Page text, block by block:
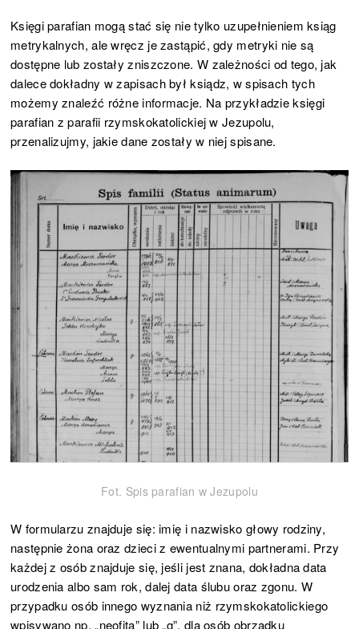
Księgi parafian mogą stać się nie tylko uzupełnieniem ksiąg
metrykalnych, ale wręcz je zastąpić, gdy metryki nie są
dostępne lub zostały zniszczone. W zależności od tego, jak
dalece dokładny w zapisach był ksiądz, w spisach tych
możemy znaleźć różne informacje. Na przykładzie księgi
parafian z parafii rzymskokatolickiej w Jezupolu,
przenalizujmy, jakie dane zostały w niej spisane.
Fot. Spis parafian w Jezupolu
W formularzu znajduje się: imię i nazwisko głowy rodziny,
następnie żona oraz dzieci z ewentualnymi partnerami. Przy
każdej z osób znajduje się, jeśli jest znana, dokładna data
urodzenia albo sam rok, dalej data ślubu oraz zgonu. W
przypadku osób innego wyznania niż rzymskokatolickiego
wpisywano np. „neofita” lub „g”, dla osób obrządku